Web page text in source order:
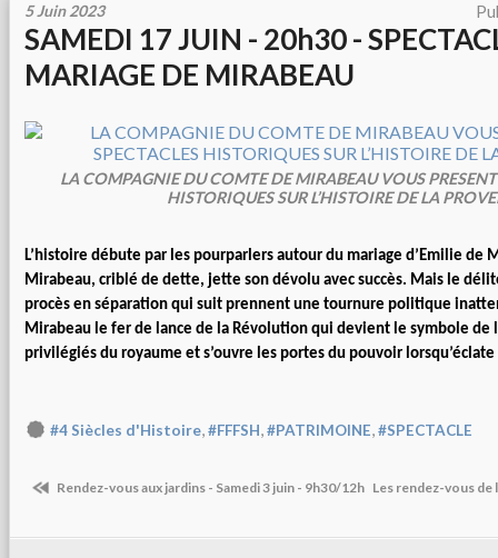
5 Juin 2023
SAMEDI 17 JUIN - 20h30 -
MARIAGE DE MIRABEAU
LA COMPAGNIE DU COMTE DE MIRABEAU VOUS
HISTORIQUES SUR L’HISTOIRE DE LA
L’histoire débute par les pourparlers autour du mariage d’Emilie de
Mirabeau, criblé de dette, jette son dévolu avec succès. Mais le
procès en séparation qui suit prennent une tournure politique
Mirabeau le fer de lance de la Révolution qui devient le symbole de
privilégiés du royaume et s’ouvre les portes du pouvoir
#4 Siècles d'Histoire,#FFFSH,#PATRIMOINE,#SPECTACLE
Rendez-vous aux jardins - Samedi 3 juin - 9h30/12h Les rendez-vous de